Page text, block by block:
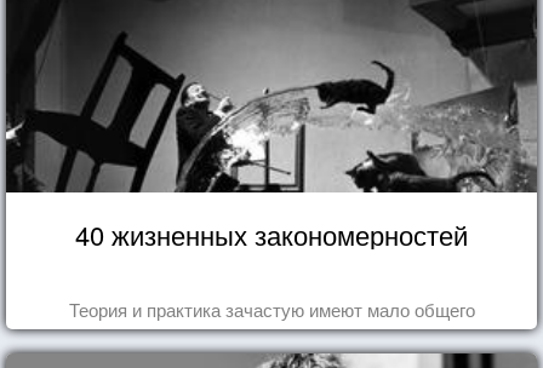
40 жизненных закономерностей
Теория и практика зачастую имеют мало общего